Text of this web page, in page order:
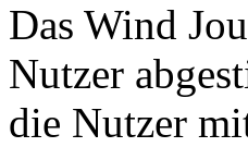
Das Wind
Nutzer
die Nutzer